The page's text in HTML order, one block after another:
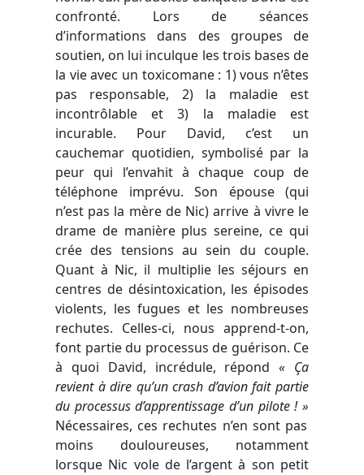
confronté. Lors de séances
d’informations dans des groupes de
soutien, on lui inculque les trois bases de
la vie avec un toxicomane : 1) vous n’êtes
pas responsable, 2) la maladie est
incontrôlable et 3) la maladie est
incurable. Pour David, c’est un
cauchemar quotidien, symbolisé par la
peur qui l’envahit à chaque coup de
téléphone imprévu. Son épouse (qui
n’est pas la mère de Nic) arrive à vivre le
drame de manière plus sereine, ce qui
crée des tensions au sein du couple.
Quant à Nic, il multiplie les séjours en
centres de désintoxication, les épisodes
violents, les fugues et les nombreuses
rechutes. Celles-ci, nous apprend-t-on,
font partie du processus de guérison. Ce
à quoi David, incrédule, répond« Ça
revient à dire qu’un crash d’avion fait partie
du processus d’apprentissage d’un pilote ! »
Nécessaires, ces rechutes n’en sont pas
moins douloureuses, notamment
lorsque Nic vole de l’argent à son petit